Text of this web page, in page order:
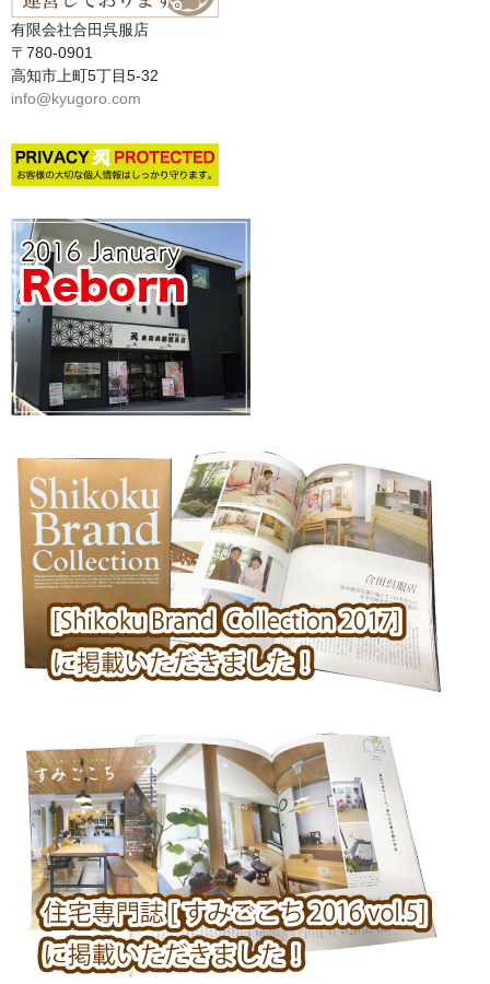
有限会社合田呉服店
〒780-0901
高知市上町5丁目5-32
info@kyugoro.com